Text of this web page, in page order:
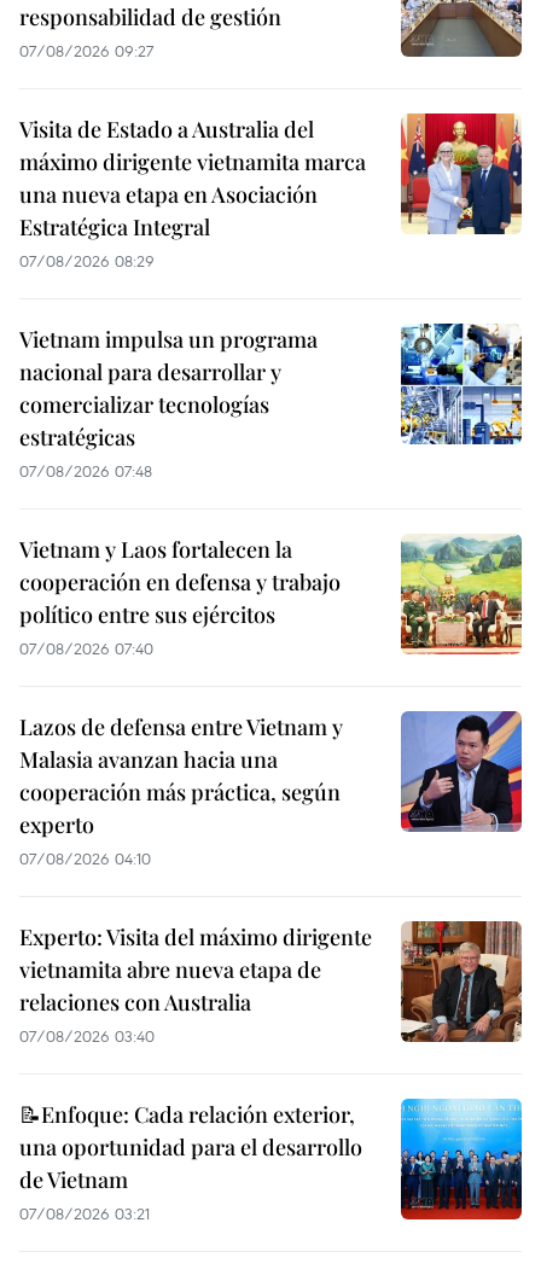
responsabilidad de gestión
07/08/2026 09:27
Visita de Estado a Australia del
máximo dirigente vietnamita marca
una nueva etapa en Asociación
Estratégica Integral
07/08/2026 08:29
Vietnam impulsa un programa
nacional para desarrollar y
comercializar tecnologías
estratégicas
07/08/2026 07:48
Vietnam y Laos fortalecen la
cooperación en defensa y trabajo
político entre sus ejércitos
07/08/2026 07:40
Lazos de defensa entre Vietnam y
Malasia avanzan hacia una
cooperación más práctica, según
experto
07/08/2026 04:10
Experto: Visita del máximo dirigente
vietnamita abre nueva etapa de
relaciones con Australia
07/08/2026 03:40
📝Enfoque: Cada relación exterior,
una oportunidad para el desarrollo
de Vietnam
07/08/2026 03:21